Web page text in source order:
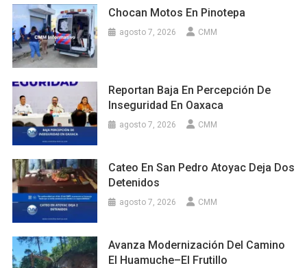
Chocan Motos En Pinotepa
agosto 7, 2026 CMM
Reportan Baja En Percepción De
Inseguridad En Oaxaca
agosto 7, 2026 CMM
Cateo En San Pedro Atoyac Deja Dos
Detenidos
agosto 7, 2026 CMM
Avanza Modernización Del Camino
El Huamuche–El Frutillo